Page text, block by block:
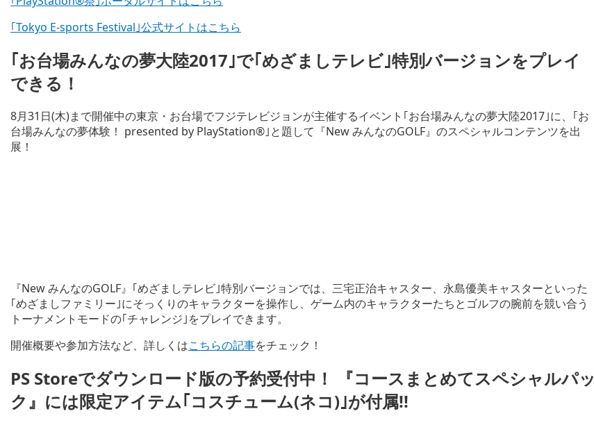
｢Tokyo E-sports Festival｣公式サイトはこちら
｢お台場みんなの夢大陸2017｣で｢めざましテレビ｣特別バージョンをプレイ
できる！
8月31日(木)まで開催中の東京・お台場でフジテレビジョンが主催するイベント｢お台場みんなの夢大陸2017｣に、｢お
台場みんなの夢体験！ presented by PlayStation®｣と題して『New みんなのGOLF』のスペシャルコンテンツを出
展！
『New みんなのGOLF』｢めざましテレビ｣特別バージョンでは、三宅正治キャスター、永島優美キャスターといった
｢めざましファミリー｣にそっくりのキャラクターを操作し、ゲーム内のキャラクターたちとゴルフの腕前を競い合う
トーナメントモードの｢チャレンジ｣をプレイできます。
開催概要や参加方法など、詳しくはこちらの記事をチェック！
PS Storeでダウンロード版の予約受付中！ 『コースまとめてスペシャルパッ
ク』には限定アイテム｢コスチューム(ネコ)｣が付属!!